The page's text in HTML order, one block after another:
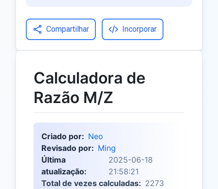
Compartilhar Incorporar
Calculadora de
Razão M/Z
Criado por: Neo
Revisado por: Ming
Última
atualização:
2025-06-18
21:58:21
Total de vezes calculadas: 2273